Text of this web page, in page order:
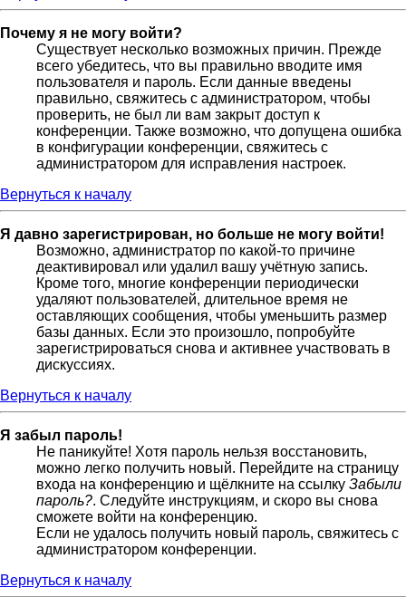
Почему я не могу войти?
Существует несколько возможных причин. Прежде
всего убедитесь, что вы правильно вводите имя
пользователя и пароль. Если данные введены
правильно, свяжитесь с администратором, чтобы
проверить, не был ли вам закрыт доступ к
конференции. Также возможно, что допущена ошибка
в конфигурации конференции, свяжитесь с
администратором для исправления настроек.
Вернуться к началу
Я давно зарегистрирован, но больше не могу войти!
Возможно, администратор по какой-то причине
деактивировал или удалил вашу учётную запись.
Кроме того, многие конференции периодически
удаляют пользователей, длительное время не
оставляющих сообщения, чтобы уменьшить размер
базы данных. Если это произошло, попробуйте
зарегистрироваться снова и активнее участвовать в
дискуссиях.
Вернуться к началу
Я забыл пароль!
Не паникуйте! Хотя пароль нельзя восстановить,
можно легко получить новый. Перейдите на страницу
входа на конференцию и щёлкните на ссылку Забыли
пароль?. Следуйте инструкциям, и скоро вы снова
сможете войти на конференцию.
Если не удалось получить новый пароль, свяжитесь с
администратором конференции.
Вернуться к началу